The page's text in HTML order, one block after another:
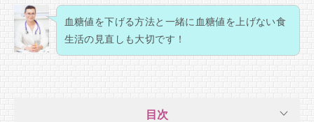
血糖値を下げる方法と一緒に血糖値を上げない食
生活の見直しも大切です！
目次